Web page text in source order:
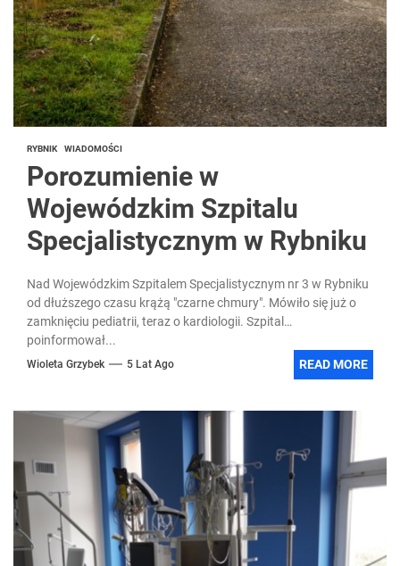
RYBNIK WIADOMOŚCI
Porozumienie w
Wojewódzkim Szpitalu
Specjalistycznym w Rybniku
Nad Wojewódzkim Szpitalem Specjalistycznym nr 3 w Rybniku
od dłuższego czasu krążą "czarne chmury". Mówiło się już o
zamknięciu pediatrii, teraz o kardiologii. Szpital
poinformował...
Wioleta Grzybek 5 Lat Ago READ MORE